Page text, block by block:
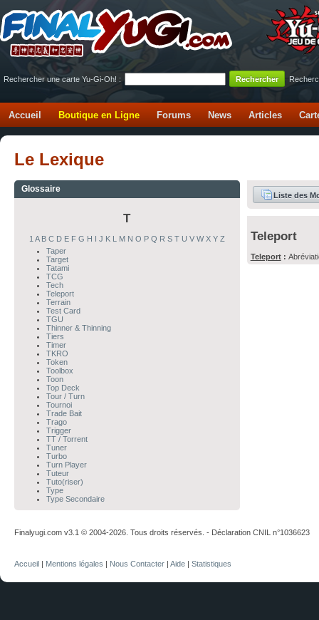
Rechercher une carte Yu-Gi-Oh! :
Accueil Boutique en Ligne Forums News Articles
Le Lexique
Glossaire
T
1 A B C D E F G H J K M N O P Q R S T U V W X Y Z
Taper
Target
Tatami
TCG
Tech
Teleport
Terrain
Test Card
TGU
Thinner & Thinning
Tiers
Timer
TKRO
Token
Toolbox
Toon
Top Deck
Tour / Turn
Tournoi
Trade Bait
Trago
Trigger
TT / Torrent
Tuner
Turbo
Turn Player
Tuteur
Tuto(riser)
Type
Type Secondaire
Liste des
Teleport
Teleport:
Finalyugi.com v3.1 © 2004-2026. Tous droits réservés. - Déclaration CNIL n°1036623
Accueil Mentions légales Nous Contacter Aide Statistiques